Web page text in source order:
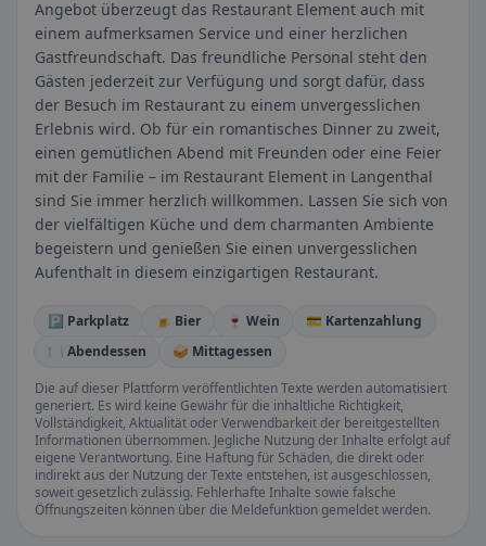
Angebot überzeugt das Restaurant Element auch mit
einem aufmerksamen Service und einer herzlichen
Gastfreundschaft. Das freundliche Personal steht den
Gästen jederzeit zur Verfügung und sorgt dafür, dass
der Besuch im Restaurant zu einem unvergesslichen
Erlebnis wird. Ob für ein romantisches Dinner zu zweit,
einen gemütlichen Abend mit Freunden oder eine Feier
mit der Familie – im Restaurant Element in Langenthal
sind Sie immer herzlich willkommen. Lassen Sie sich von
der vielfältigen Küche und dem charmanten Ambiente
begeistern und genießen Sie einen unvergesslichen
Aufenthalt in diesem einzigartigen Restaurant.
🅿️ Parkplatz 🍺 Bier 🍷 Wein
💳 Kartenzahlung
🍽️ Abendessen
🥪 Mittagessen
Die auf dieser Plattform veröffentlichten Texte werden automatisiert
generiert. Es wird keine Gewähr für die inhaltliche Richtigkeit,
Vollständigkeit, Aktualität oder Verwendbarkeit der bereitgestellten
Informationen übernommen. Jegliche Nutzung der Inhalte erfolgt auf
eigene Verantwortung. Eine Haftung für Schäden, die direkt oder
indirekt aus der Nutzung der Texte entstehen, ist ausgeschlossen,
soweit gesetzlich zulässig. Fehlerhafte Inhalte sowie falsche
Öffnungszeiten können über die Meldefunktion gemeldet werden.